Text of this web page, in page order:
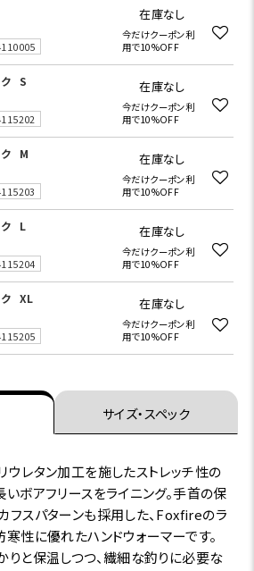
在庫なし
今だけクーポン利
用で10%OFF
S
在庫なし
今だけクーポン利
用で10%OFF
M
在庫なし
今だけクーポン利
用で10%OFF
L
在庫なし
今だけクーポン利
用で10%OFF
XL
在庫なし
今だけクーポン利
用で10%OFF
サイズ・スペック
ウレタン加工を施したストレッチ性の
ボアフリースをライニング。手首の保
フスパターンも採用した、Foxfireのラ
性に優れたハンドウォーマーです。
りと保温しつつ、繊細な釣りに必要な